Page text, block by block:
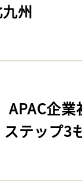
州
APAC企
テップ3
入りに
ンが必
ログイン